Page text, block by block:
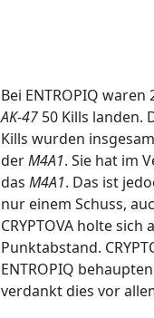
Bei ENTROPIQ
AK-47 50 Kills landen.
Kills wurden
derM4A1. Sie hat im
das M4A1. Das ist
nur einem Schuss,
CRYPTOVA holte
Punktabstand.
ENTROPIQ
verdankt dies vor